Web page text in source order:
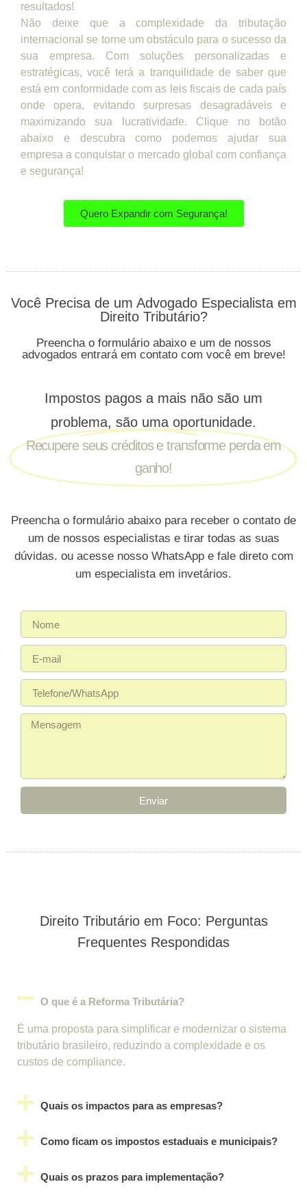
resultados!
Não deixe que a complexidade da tributação
internacional se torne um obstáculo para o sucesso da
sua empresa. Com soluções personalizadas e
estratégicas, você terá a tranquilidade de saber que
está em conformidade com as leis fiscais de cada país
onde opera, evitando surpresas desagradáveis e
maximizando sua lucratividade. Clique no botão
abaixo e descubra como podemos ajudar sua
empresa a conquistar o mercado global com confiança
e segurança!
Quero Expandir com Segurança!
Você Precisa de um Advogado Especialista em
Direito Tributário?
Preencha o formulário abaixo e um de nossos
advogados entrará em contato com você em breve!
Impostos pagos a mais não são um
problema, são uma oportunidade.
Recupere seus créditos e transforme perda em
ganho!
Preencha o formulário abaixo para receber o contato de
um de nossos especialistas e tirar todas as suas
dúvidas. ou acesse nosso WhatsApp e fale direto com
um especialista em invetários.
Enviar
Direito Tributário em Foco: Perguntas
Frequentes Respondidas
O que é a Reforma Tributária?
É uma proposta para simplificar e modernizar o sistema
tributário brasileiro, reduzindo a complexidade e os
custos de compliance.
Quais os impactos para as empresas?
Como ficam os impostos estaduais e municipais?
Quais os prazos para implementação?